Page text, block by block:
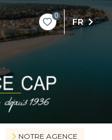
0
FR
NOTRE AGENCE